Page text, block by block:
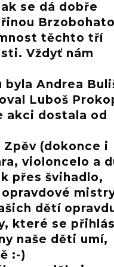
se dá dobře
těchto tří
Vždyť nám
Andrea
Luboš
akci dostala od
(dokonce i
violoncelo a
přes švihadlo,
dětí
které se
naše děti umí,
:-)